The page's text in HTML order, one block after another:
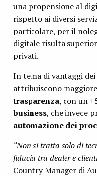
una propensione al
rispetto ai diversi
particolare, per il
digitale risulta
privati.
In tema di vantaggi
attribuiscono
trasparenza, con un
business, che invece
automazione dei
“Non si tratta solo di
fiducia tra dealer e
Country Manager di